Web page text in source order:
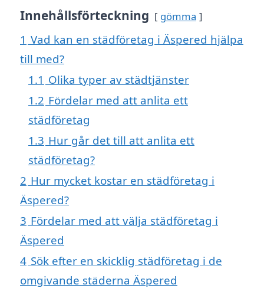
Innehållsförteckning gömma
1 Vad kan en städföretag i Äspered hjälpa
till med?
1.1 Olika typer av städtjänster
1.2 Fördelar med att anlita ett
städföretag
1.3 Hur går det till att anlita ett
städföretag?
2 Hur mycket kostar en städföretag i
Äspered?
3 Fördelar med att välja städföretag i
Äspered
4 Sök efter en skicklig städföretag i de
omgivande städerna Äspered